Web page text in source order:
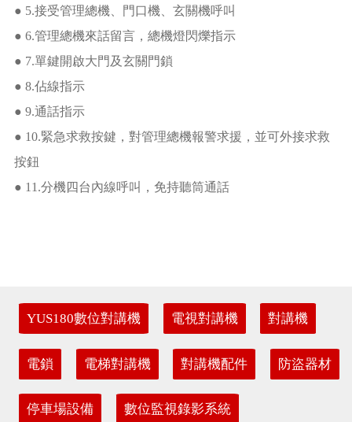
● 5.接受管理總機、門口機、玄關機呼叫
● 6.管理總機來話留言，總機燈閃爍指示
● 7.單鍵開啟大門及玄關門鎖
● 8.佔線指示
● 9.通話指示
● 10.緊急求救按鍵，對管理總機報警求援，並可外接求救
按鈕
● 11.分機四台內線呼叫，免持聽筒通話
YUS180數位對講機 電視對講機 對講機
電鎖 電梯對講機 對講機配件 防盜器材
停車場設備 數位監視錄影系統